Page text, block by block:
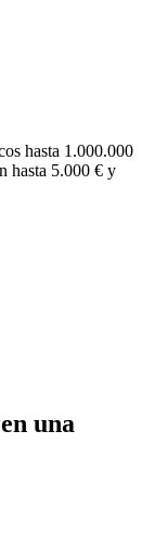
hasta 1.000.000
hasta 5.000 € y
una